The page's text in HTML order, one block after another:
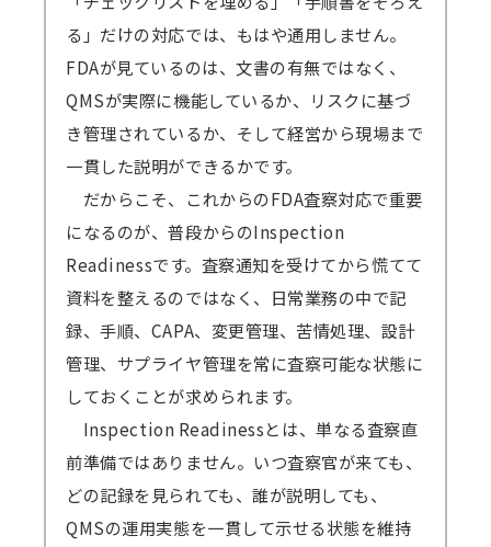
インストールが必須となります）
メールにて視聴用URL・パスワードを配信
します。配信開始日を過ぎてもメールが届かな
い場合は必ず弊社までご連絡ください。
準備出来しだい配信いたしますので開始日
が早まる可能性もございます。その場合でも終
了日は変わりません。上記例の2/6開催セミナ
ーの場合、2/8から開始となっても2/17まで視
聴可能です。
GWや年末年始・お盆期間などを挟む場合、
それに応じて弊社の標準配信期間設定を延長し
ます。
原則、配信期間の延長はいたしません。
万一、見逃し視聴の提供ができなくなった
場合、（見逃し視聴あり）の方の受講料は（見
逃し視聴なし）の受講料に準じますので、ご了
承ください。
る」だけの対応では、もはや通用しません。
FDAが見ているのは、文書の有無ではなく、
QMSが実際に機能しているか、リスクに基づ
き管理されているか、そして経営から現場まで
一貫した説明ができるかです。
だからこそ、これからのFDA査察対応で重要
になるのが、普段からのInspection
Readinessです。査察通知を受けてから慌てて
資料を整えるのではなく、日常業務の中で記
録、手順、CAPA、変更管理、苦情処理、設計
管理、サプライヤ管理を常に査察可能な状態に
しておくことが求められます。
Inspection Readinessとは、単なる査察直
前準備ではありません。いつ査察官が来ても、
どの記録を見られても、誰が説明しても、
QMSの運用実態を一貫して示せる状態を維持